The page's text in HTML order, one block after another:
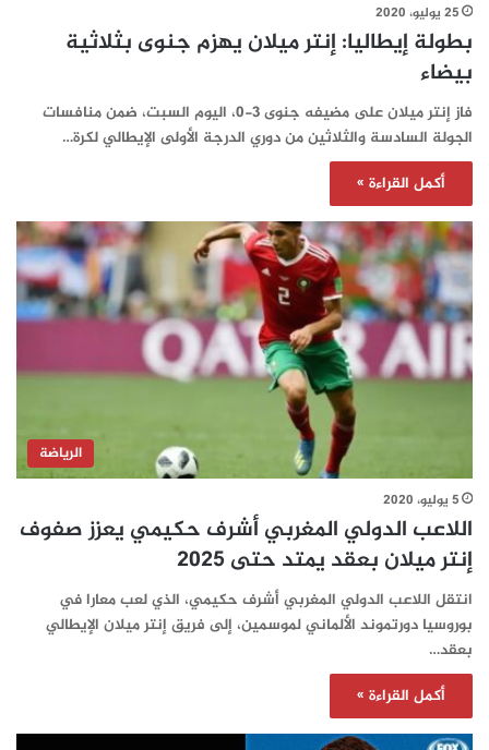
25 يوليو، 2020
بطولة إيطاليا: إنتر ميلان يهزم جنوى بثلاثية
بيضاء
فاز إنتر ميلان على مضيفه جنوى 3-0، اليوم السبت، ضمن منافسات
الجولة السادسة والثلاثين من دوري الدرجة الأولى الإيطالي لكرة…
أكمل القراءة »
الرياضة
5 يوليو، 2020
اللاعب الدولي المغربي أشرف حكيمي يعزز صفوف
إنتر ميلان بعقد يمتد حتى 2025
انتقل اللاعب الدولي المغربي أشرف حكيمي، الذي لعب معارا في
بوروسيا دورتموند الألماني لموسمين، إلى فريق إنتر ميلان الإيطالي
بعقد…
أكمل القراءة »